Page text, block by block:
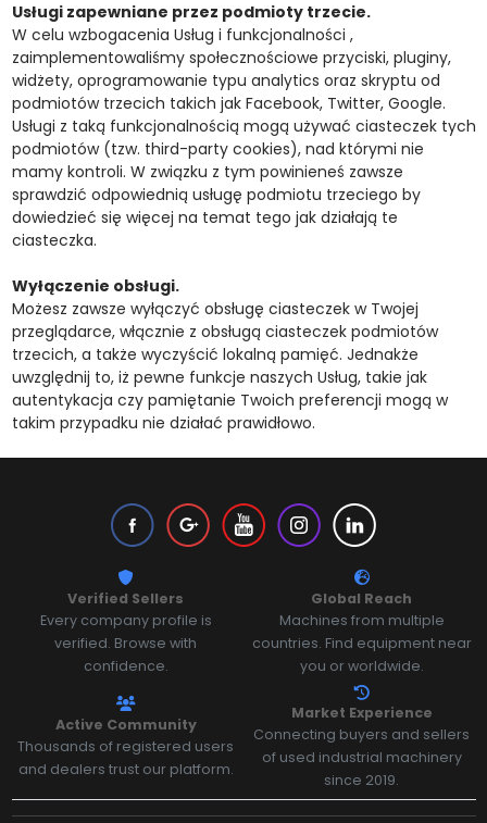
Usługi zapewniane przez podmioty trzecie.
W celu wzbogacenia Usług i funkcjonalności ,
zaimplementowaliśmy społecznościowe przyciski, pluginy,
widżety, oprogramowanie typu analytics oraz skryptu od
podmiotów trzecich takich jak Facebook, Twitter, Google.
Usługi z taką funkcjonalnością mogą używać ciasteczek tych
podmiotów (tzw. third-party cookies), nad którymi nie
mamy kontroli. W związku z tym powinieneś zawsze
sprawdzić odpowiednią usługę podmiotu trzeciego by
dowiedzieć się więcej na temat tego jak działają te
ciasteczka.
Wyłączenie obsługi.
Możesz zawsze wyłączyć obsługę ciasteczek w Twojej
przeglądarce, włącznie z obsługą ciasteczek podmiotów
trzecich, a także wyczyścić lokalną pamięć. Jednakże
uwzględnij to, iż pewne funkcje naszych Usług, takie jak
autentykacja czy pamiętanie Twoich preferencji mogą w
takim przypadku nie działać prawidłowo.
Verified Sellers
Every company profile is
verified. Browse with
confidence.
Global Reach
Machines from multiple
countries. Find equipment near
you or worldwide.
Active Community
Thousands of registered users
and dealers trust our platform.
Market Experience
Connecting buyers and sellers
of used industrial machinery
since 2019.